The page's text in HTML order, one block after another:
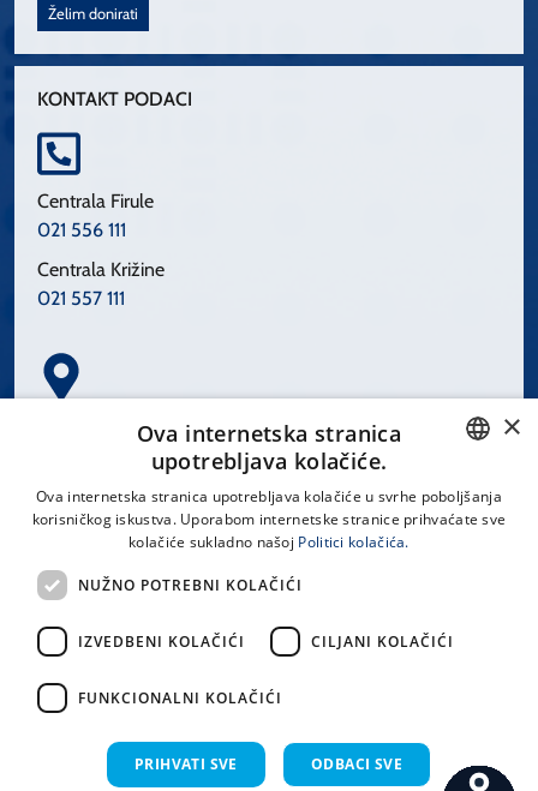
Želim donirati
KONTAKT PODACI
Centrala Firule
021 556 111
Centrala Križine
021 557 111
Spinčićeva 1, 21000 Split
LINKOVI
Uvjeti korištenja
CROATIAN
×
Ova internetska stranica
upotrebljava kolačiće.
Ova internetska stranica upotrebljava kolačiće u svrhe poboljšanja
korisničkog iskustva. Uporabom internetske stranice prihvaćate sve
kolačiće sukladno našoj Politici kolačića.
NUŽNO POTREBNI KOLAČIĆI
IZVEDBENI KOLAČIĆI CILJANI KOLAČIĆI
FUNKCIONALNI KOLAČIĆI
PRIHVATI SVE ODBACI SVE